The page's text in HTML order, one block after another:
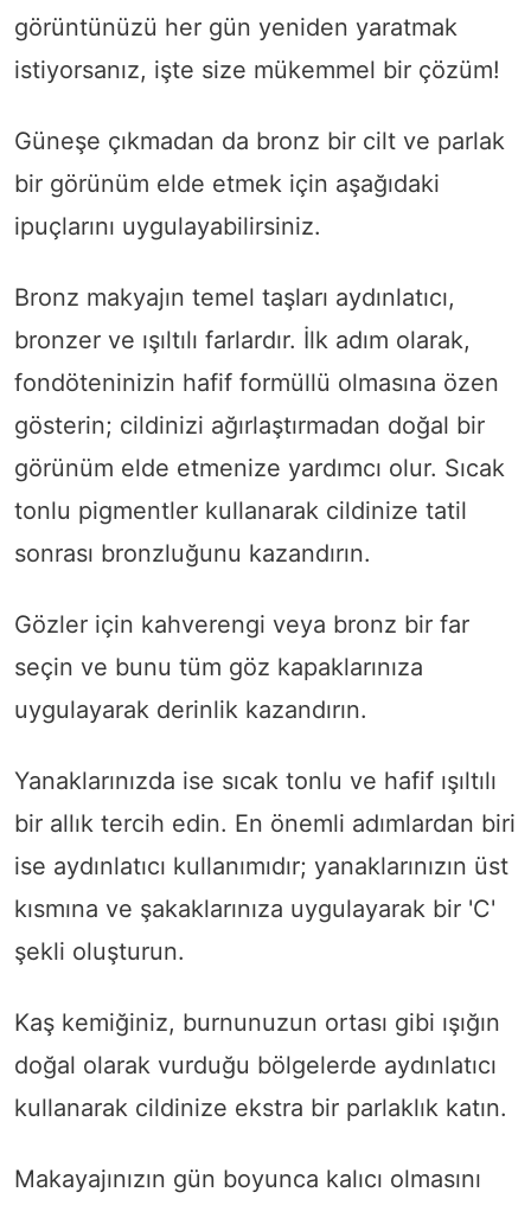
görüntünüzü her gün yeniden yaratmak
istiyorsanız, işte size mükemmel bir çözüm!
Güneşe çıkmadan da bronz bir cilt ve parlak
bir görünüm elde etmek için aşağıdaki
ipuçlarını uygulayabilirsiniz.
Bronz makyajın temel taşları aydınlatıcı,
bronzer ve ışıltılı farlardır. İlk adım olarak,
fondöteninizin hafif formüllü olmasına özen
gösterin; cildinizi ağırlaştırmadan doğal bir
görünüm elde etmenize yardımcı olur. Sıcak
tonlu pigmentler kullanarak cildinize tatil
sonrası bronzluğunu kazandırın.
Gözler için kahverengi veya bronz bir far
seçin ve bunu tüm göz kapaklarınıza
uygulayarak derinlik kazandırın.
Yanaklarınızda ise sıcak tonlu ve hafif ışıltılı
bir allık tercih edin. En önemli adımlardan biri
ise aydınlatıcı kullanımıdır; yanaklarınızın üst
kısmına ve şakaklarınıza uygulayarak bir 'C'
şekli oluşturun.
Kaş kemiğiniz, burnunuzun ortası gibi ışığın
doğal olarak vurduğu bölgelerde aydınlatıcı
kullanarak cildinize ekstra bir parlaklık katın.
Makayajınızın gün boyunca kalıcı olmasını